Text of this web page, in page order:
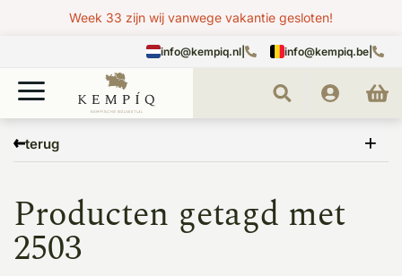
Week 33 zijn wij vanwege vakantie gesloten!
info@kempiq.nl info@kempiq.be
terug
2503
Producten getagd met
2503